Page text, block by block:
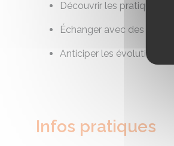
Découvrir les pratiques
Échanger avec des
Anticiper les évolutions
Infos pratiques